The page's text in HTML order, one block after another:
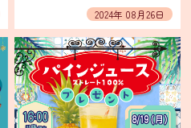
2024年 08月26日